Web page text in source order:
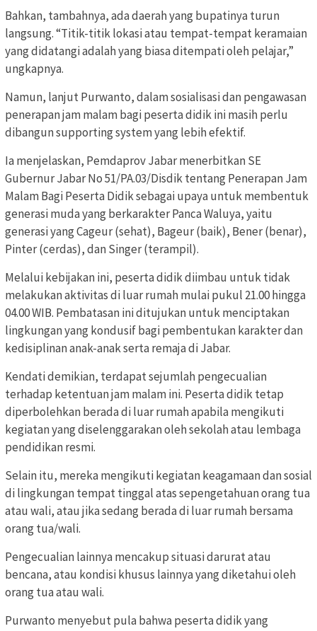
Bahkan, tambahnya, ada daerah yang bupatinya turun
langsung. “⁠Titik-titik lokasi atau tempat-tempat keramaian
yang didatangi adalah yang biasa ditempati oleh pelajar,”
ungkapnya.
Namun, lanjut Purwanto, dalam sosialisasi dan pengawasan
penerapan jam malam bagi peserta didik ini masih perlu
dibangun supporting system yang lebih efektif.
Ia menjelaskan, Pemdaprov Jabar menerbitkan SE
Gubernur Jabar No 51/PA.03/Disdik tentang Penerapan Jam
Malam Bagi Peserta Didik sebagai upaya untuk membentuk
generasi muda yang berkarakter Panca Waluya, yaitu
generasi yang Cageur (sehat), Bageur (baik), Bener (benar),
Pinter (cerdas), dan Singer (terampil).
Melalui kebijakan ini, peserta didik diimbau untuk tidak
melakukan aktivitas di luar rumah mulai pukul 21.00 hingga
04.00 WIB. Pembatasan ini ditujukan untuk menciptakan
lingkungan yang kondusif bagi pembentukan karakter dan
kedisiplinan anak-anak serta remaja di Jabar.
Kendati demikian, terdapat sejumlah pengecualian
terhadap ketentuan jam malam ini. Peserta didik tetap
diperbolehkan berada di luar rumah apabila mengikuti
kegiatan yang diselenggarakan oleh sekolah atau lembaga
pendidikan resmi.
Selain itu, mereka mengikuti kegiatan keagamaan dan sosial
di lingkungan tempat tinggal atas sepengetahuan orang tua
atau wali, atau jika sedang berada di luar rumah bersama
orang tua/wali.
Pengecualian lainnya mencakup situasi darurat atau
bencana, atau kondisi khusus lainnya yang diketahui oleh
orang tua atau wali.
Purwanto menyebut pula bahwa peserta didik yang